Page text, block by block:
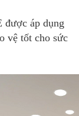
được áp dụng
vệ tốt cho sức